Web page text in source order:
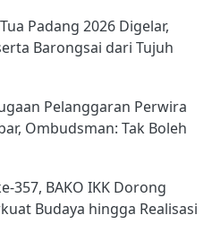
Padang 2026 Digelar,
Barongsai dari Tujuh
Pelanggaran Perwira
Ombudsman: Tak Boleh
357, BAKO IKK Dorong
Budaya hingga Realisasi